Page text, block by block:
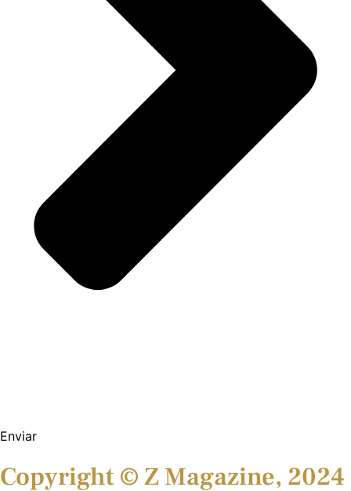
Enviar
Copyright © Z Magazine, 2024